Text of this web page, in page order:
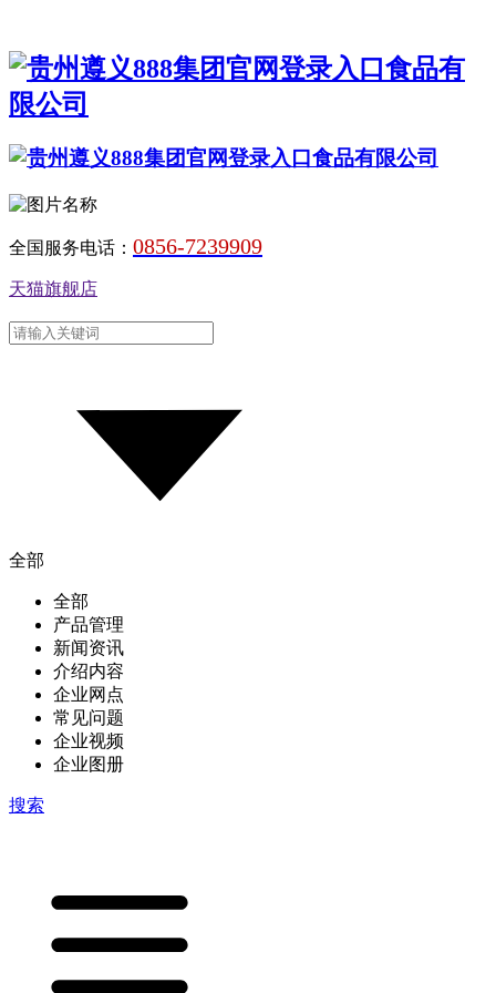
全国服务电话： 0856-7239909
天猫旗舰店
全部
全部
产品管理
新闻资讯
介绍内容
企业网点
常见问题
企业视频
企业图册
搜索